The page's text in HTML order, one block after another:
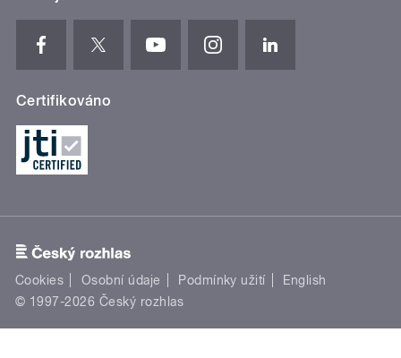
Certifikováno
Cookies Osobní údaje Podmínky užití
English
© 1997-2026 Český rozhlas